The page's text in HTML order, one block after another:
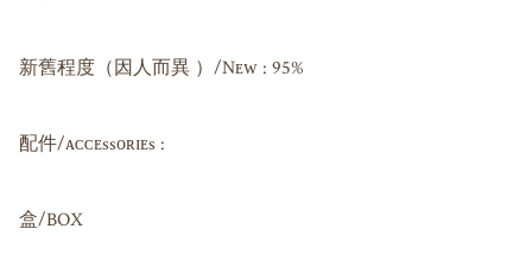
新舊程度（因人而異 ）/Nᴇᴡ : 95%
配件/ᴀᴄᴄᴇssᴏʀɪᴇs :
盒/BOX